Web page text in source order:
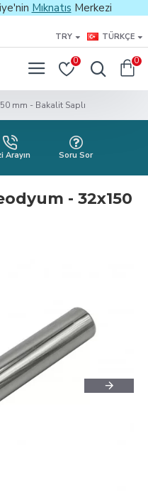
Mıknatıs Merkezi
TRY TÜRKÇE
0 0
mm - Bakalit Saplı
Arayın Soru Sor
- 32x150